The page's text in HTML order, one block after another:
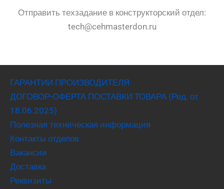
Отправить техзадание в конструкторский отдел:
tech@cehmasterdon.ru
ГАРАНТИИ ПРОИЗВОДИТЕЛЯ
ДОГОВОР-ОФЕРТА ПОСТАВКИ ТОВАРА (Ред. от
18.06.2025)
Полезная техническая информация
Контакты отделов
Вакансии
Доставка
Реквизиты